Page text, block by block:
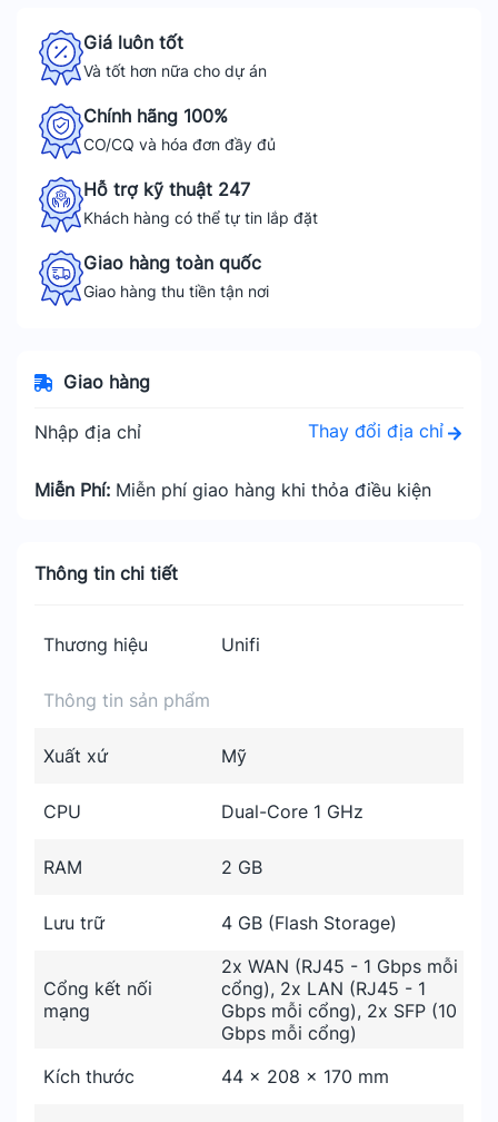
Giá luôn tốt
Và tốt hơn nữa cho dự án
Chính hãng 100%
CO/CQ và hóa đơn đầy đủ
Hỗ trợ kỹ thuật 247
Khách hàng có thể tự tin lắp đặt
Giao hàng toàn quốc
Giao hàng thu tiền tận nơi
Giao hàng
Nhập địa chỉ Thay đổi địa chỉ
Miễn Phí: Miễn phí giao hàng khi thỏa điều kiện
Thông tin chi tiết
Thương hiệu Unifi
Thông tin sản phẩm
Xuất xứ Mỹ
CPU Dual-Core 1 GHz
RAM 2 GB
Lưu trữ 4 GB (Flash Storage)
Cổng kết nối
mạng
2x WAN (RJ45 - 1 Gbps mỗi
cổng), 2x LAN (RJ45 - 1
Gbps mỗi cổng), 2x SFP (10
Gbps mỗi cổng)
Kích thước
44 x 208 x 170 mm